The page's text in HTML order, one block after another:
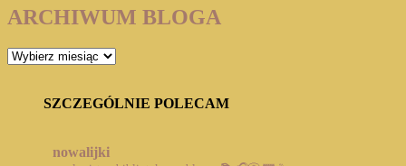
ARCHIWUM BLOGA
ARCHIWUM
SZCZEGÓLNIE POLECAM
nowalijki